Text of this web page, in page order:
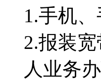
1.手机
2.报装
人业务